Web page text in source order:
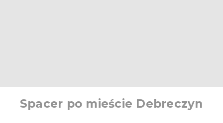
Spacer po mieście Debreczyn